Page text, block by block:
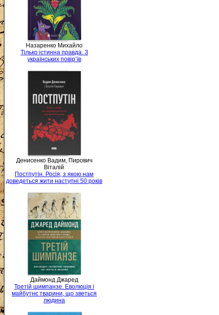
Назаренко Михайло
Тілько істинна правда. З
українських повір’їв
Денисенко Вадим, Пирович
Віталій
Постпутін. Росія, з якою нам
доведеться жити наступні 50 років
Даймонд Джаред
Третій шимпанзе. Еволюція і
майбутнє тварини, що зветься
людина